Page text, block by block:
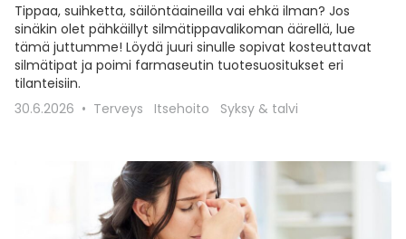
Tippaa, suihketta, säilöntäaineilla vai ehkä ilman? Jos
sinäkin olet pähkäillyt silmätippavalikoman äärellä, lue
tämä juttumme! Löydä juuri sinulle sopivat kosteuttavat
silmätipat ja poimi farmaseutin tuotesuositukset eri
tilanteisiin.
30.6.2026
Terveys Itsehoito Syksy & talvi